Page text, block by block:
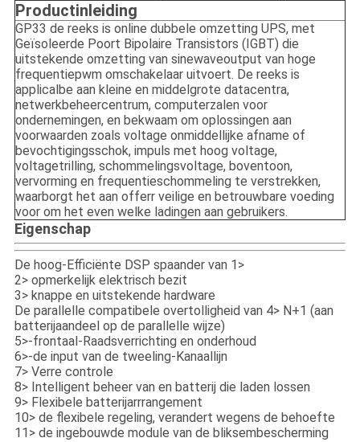
Productinleiding
GP33 de reeks is online dubbele omzetting UPS, met
Geïsoleerde Poort Bipolaire Transistors (IGBT) die
uitstekende omzetting van sinewaveoutput van hoge
frequentiepwm omschakelaar uitvoert. De reeks is
applicalbe aan kleine en middelgrote datacentra,
netwerkbeheercentrum, computerzalen voor
ondernemingen, en bekwaam om oplossingen aan
voorwaarden zoals voltage onmiddellijke afname of
bevochtigingsschok, impuls met hoog voltage,
voltagetrilling, schommelingsvoltage, boventoon,
vervorming en frequentieschommeling te verstrekken,
waarborgt het aan offerr veilige en betrouwbare voeding
voor om het even welke ladingen aan gebruikers.
Eigenschap
De hoog-Efficiënte DSP spaander van 1>
2> opmerkelijk elektrisch bezit
3> knappe en uitstekende hardware
De parallelle compatibele overtolligheid van 4> N+1 (aan
batterijaandeel op de parallelle wijze)
5>-frontaal-Raadsverrichting en onderhoud
6>-de input van de tweeling-Kanaallijn
7> Verre controle
8> Intelligent beheer van en batterij die laden lossen
9> Flexibele batterijarrrangement
10> de flexibele regeling, verandert wegens de behoefte
11> de ingebouwde module van de bliksembescherming